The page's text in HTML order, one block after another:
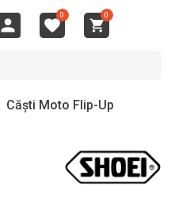
0 0
Căști Moto Flip-Up